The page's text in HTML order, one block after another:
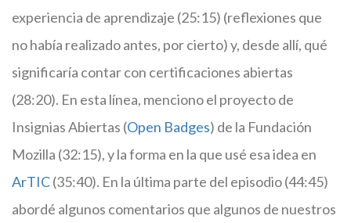
experiencia de aprendizaje (25:15) (reflexiones que
no había realizado antes, por cierto) y, desde allí, qué
significaría contar con certificaciones abiertas
(28:20). En esta línea, menciono el proyecto de
Insignias Abiertas (Open Badges) de la Fundación
Mozilla (32:15), y la forma en la que usé esa idea en
ArTIC(35:40). En la última parte del episodio (44:45)
abordé algunos comentarios que algunos de nuestros